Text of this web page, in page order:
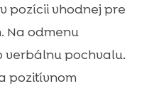
pozícii vhodnej pre
Na odmenu
verbálnu pochvalu.
pozitívnom